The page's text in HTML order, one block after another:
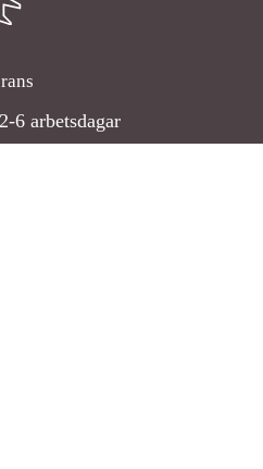
6 arbetsdagar